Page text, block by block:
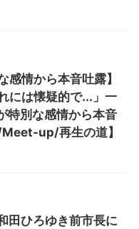
感情から本音吐露】
には懐疑的で...」一
特別な感情から本音
up/再生の道】
田ひろゆき前市長に